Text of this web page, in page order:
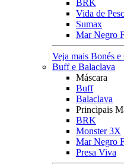
BRK
Vida de
Sumax
Mar Negro
Veja mais Bonés e
Buff e Balaclava
Máscara
Buff
Balaclava
Principais
BRK
Monster 3X
Mar Negro
Presa Viva